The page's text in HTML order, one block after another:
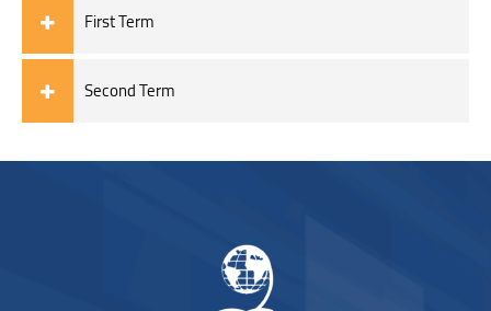
First Term
Second Term
블록